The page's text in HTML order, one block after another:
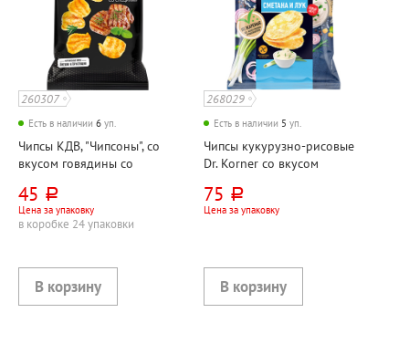
260307
Есть в наличии 6 уп.
Чипсы КДВ, "Чипсоны", со
вкусом говядины со
45 руб.
Цена за упаковку
в коробке 24 упаковки
268029
Есть в наличии 5 уп.
Чипсы кукурузно-рисовые
Dr. Korner со вкусом
75 руб.
Цена за упаковку